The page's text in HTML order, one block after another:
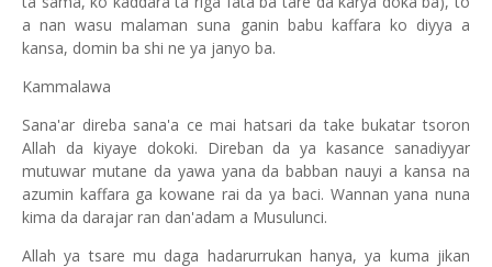
a nan wasu malaman suna ganin babu kaffara ko diyya a
kansa, domin ba shi ne ya janyo ba.
Kammalawa
Sana'ar direba sana'a ce mai hatsari da take bukatar tsoron
Allah da kiyaye dokoki. Direban da ya kasance sanadiyyar
mutuwar mutane da yawa yana da babban nauyi a kansa na
azumin kaffara ga kowane rai da ya baci. Wannan yana nuna
kima da darajar ran dan'adam a Musulunci.
Allah ya tsare mu daga hadarurrukan hanya, ya kuma jikan